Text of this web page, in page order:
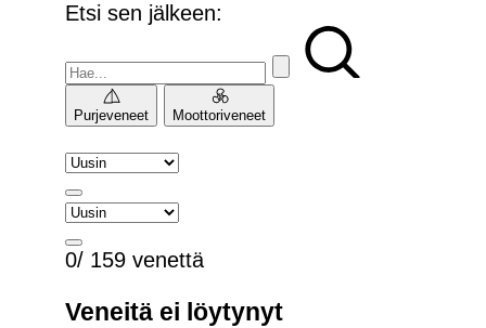
Etsi sen jälkeen:
Purjeveneet Moottoriveneet
0/ 159 venettä
Veneitä ei löytynyt